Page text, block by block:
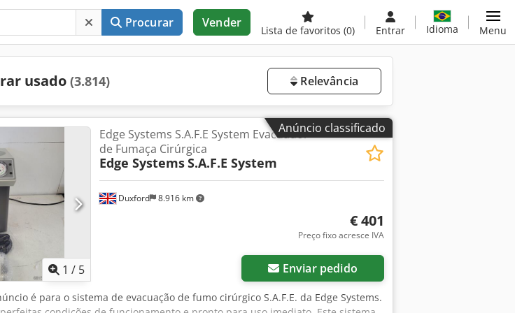
Procurar Vender
Lista de favoritos (0) Entrar Idioma Menu
usado (3.814) Relevância
Anúncio classificado
1 / 5
Duxford 8.916 km
Edge Systems S.A.F.E System Evacuador
de Fumaça Cirúrgica
Edge SystemsS.A.F.E System
€ 401
Preço fixo acresce IVA
Enviar pedido
é para o sistema de evacuação de fumo cirúrgico S.A.F.E. da Edge Systems.